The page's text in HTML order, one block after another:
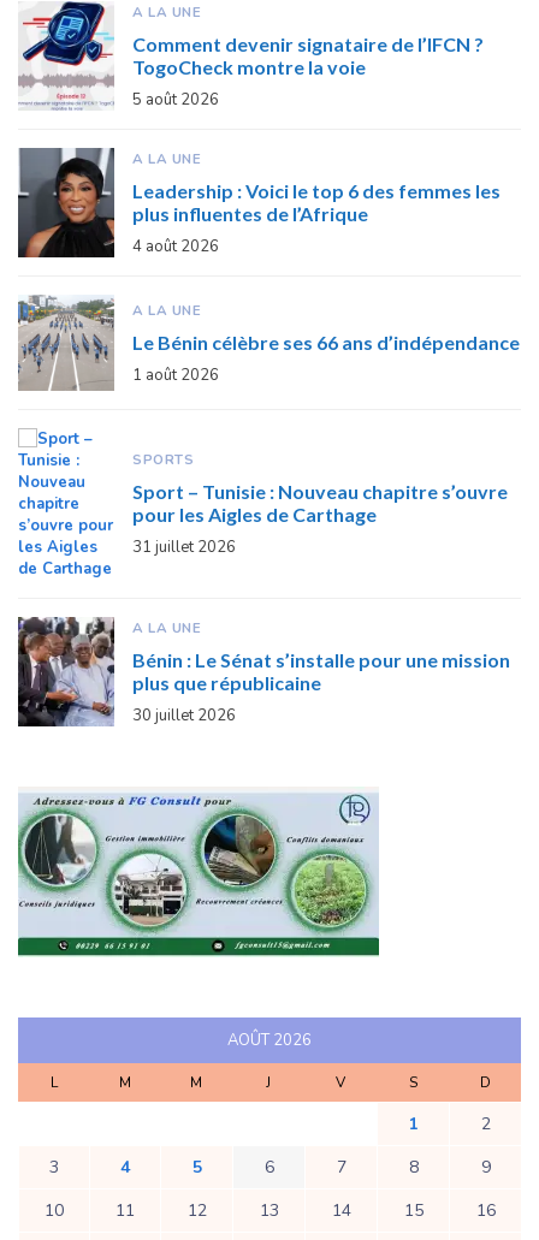
A LA UNE
Comment devenir signataire de l’IFCN ?
TogoCheck montre la voie
5 août 2026
A LA UNE
Leadership : Voici le top 6 des femmes les
plus influentes de l’Afrique
4 août 2026
A LA UNE
Le Bénin célèbre ses 66 ans d’indépendance
1 août 2026
SPORTS
Sport – Tunisie : Nouveau chapitre s’ouvre
pour les Aigles de Carthage
31 juillet 2026
A LA UNE
Bénin : Le Sénat s’installe pour une mission
plus que républicaine
30 juillet 2026
AOÛT 2026
L M M J V S D
1
2
3
4 5 6 7 8
9
10
11 12 13 14 15
16